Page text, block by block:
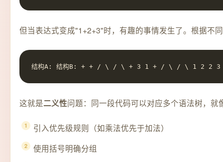
但当表达式变成"1+2+3"时，有趣的事情发生了。根据不
结构A: 结构B: + + / \ / \ + 3 1 + / \ / \ 1 2 2 3
这就是二义性问题：同一段代码可以对应多个语法树，
引入优先级规则（如乘法优先于加法）
使用括号明确分组